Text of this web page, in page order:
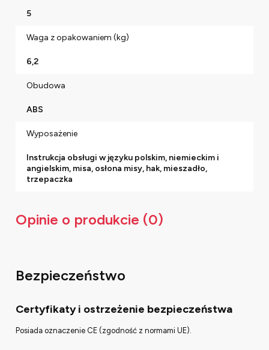
5
Waga z opakowaniem (kg)
6,2
Obudowa
ABS
Wyposażenie
Instrukcja obsługi w języku polskim, niemieckim i
angielskim, misa, osłona misy, hak, mieszadło,
trzepaczka
Opinie o produkcie (0)
Bezpieczeństwo
Certyfikaty i ostrzeżenie bezpieczeństwa
Posiada oznaczenie CE (zgodność z normami UE).